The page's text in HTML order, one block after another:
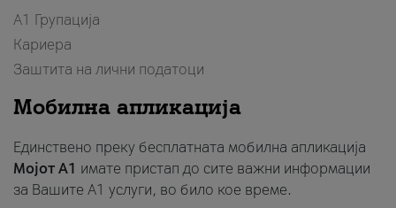
А1 Групација
Кариера
Заштита на лични податоци
Мобилна апликација
Единствено преку бесплатната мобилна апликација
Мојот A1 имате пристап до сите важни информации
за Вашите A1 услуги, во било кое време.